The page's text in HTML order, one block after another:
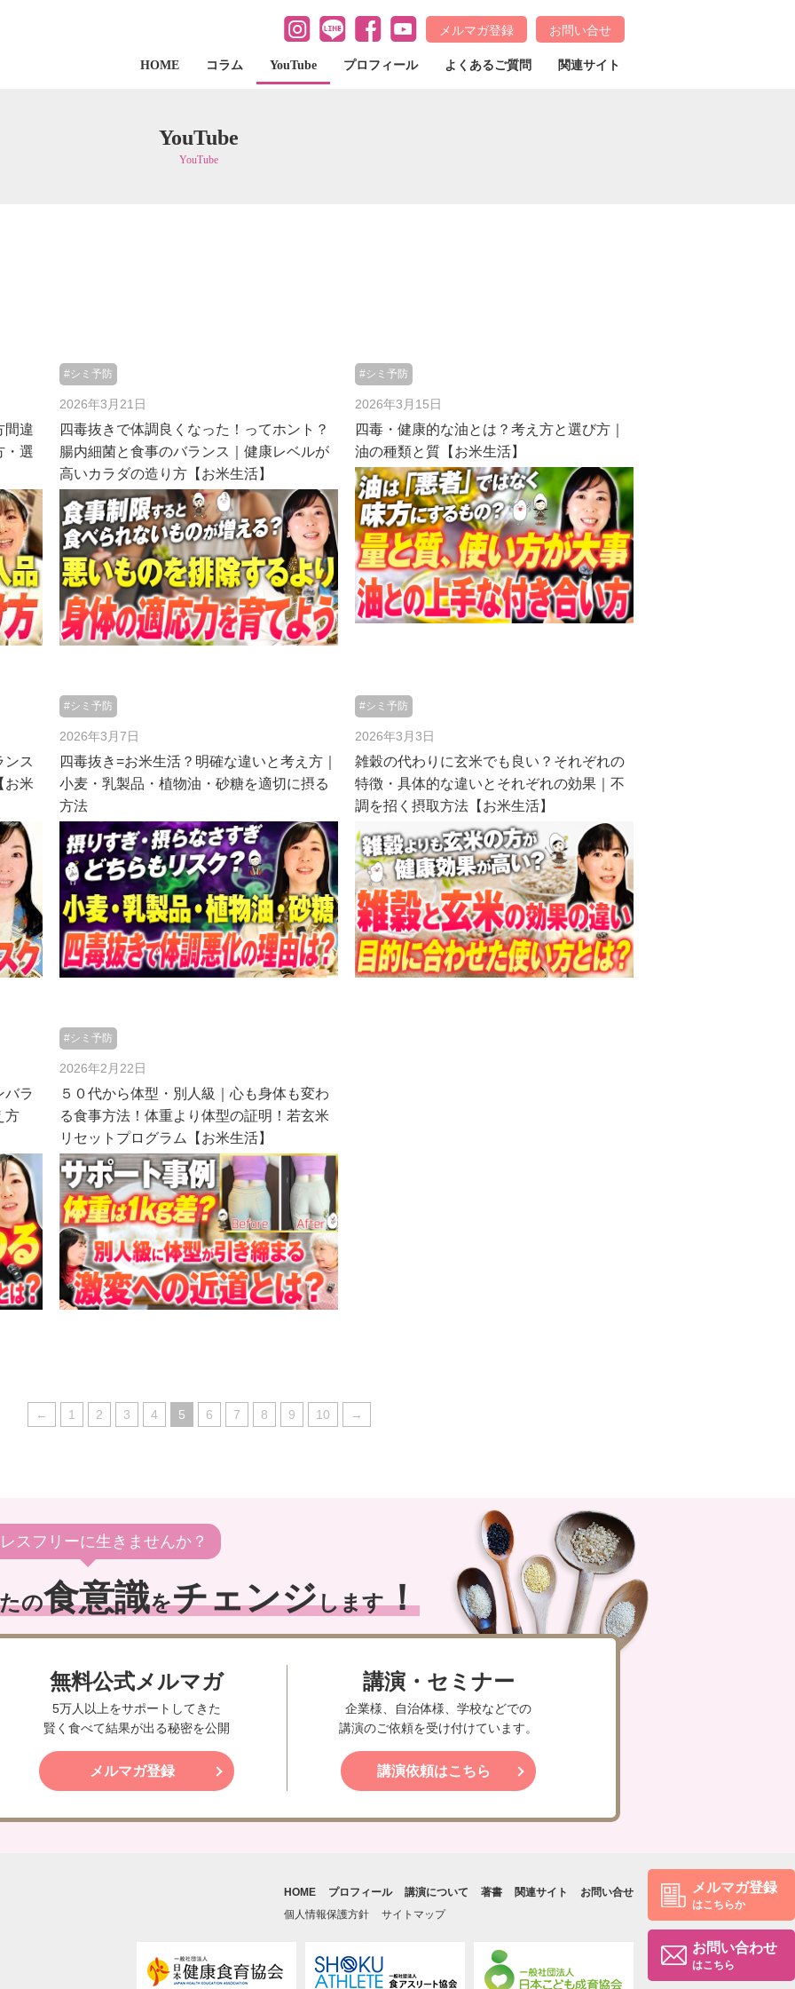
メルマガ登録 お問い合せ
HOME コラム YouTube プロフィール よくあるご質問 関連サイト
YouTube
YouTube
間違
・選
#シミ予防
2026年3月21日
四毒抜きで体調良くなった！ってホント？
腸内細菌と食事のバランス｜健康レベルが
高いカラダの造り方【お米生活】
#シミ予防
2026年3月15日
四毒・健康的な油とは？考え方と選び方｜
油の種類と質【お米生活】
ンス
お米
#シミ予防
2026年3月7日
四毒抜き=お米生活？明確な違いと考え方｜
小麦・乳製品・植物油・砂糖を適切に摂る
方法
#シミ予防
2026年3月3日
雑穀の代わりに玄米でも良い？それぞれの
特徴・具体的な違いとそれぞれの効果｜不
調を招く摂取方法【お米生活】
バラ
方
#シミ予防
2026年2月22日
５０代から体型・別人級｜心も身体も変わ
る食事方法！体重より体型の証明！若玄米
リセットプログラム【お米生活】
← 1 2 3 4 5 6 7 8 9 10 →
スフリーに生きませんか？
の食意識をチェンジします！
無料公式メルマガ
5万人以上をサポートしてきた
賢く食べて結果が出る秘密を公開
メルマガ登録
講演・セミナー
企業様、自治体様、学校などでの
講演のご依頼を受け付けています。
講演依頼はこちら
メルマガ登録
はこちらか
お問い合わせ
はこちら
HOME プロフィール 講演について 著書 関連サイト
お問い合せ
個人情報保護方針
サイトマップ